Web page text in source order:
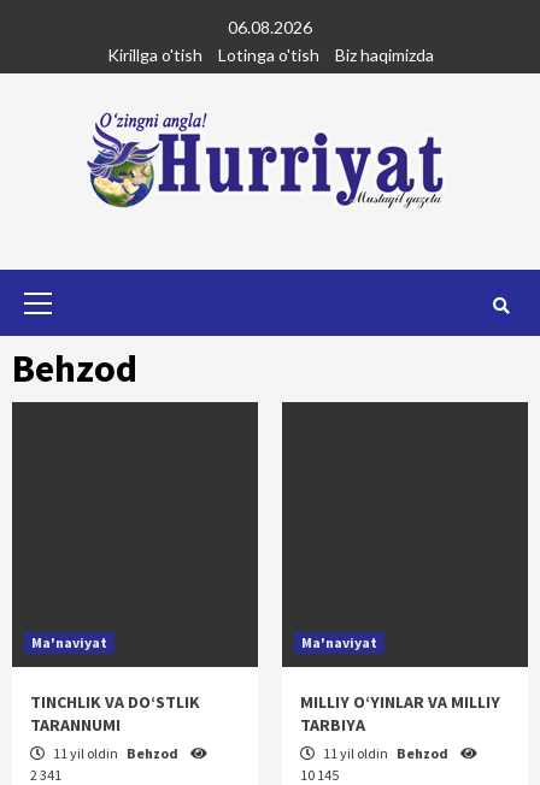
content
06.08.2026
Kirillga o'tish
Lotinga o'tish Biz haqimizda
Behzod
Ma'naviyat
TINCHLIK VA DO‘STLIK
TARANNUMI
11 yil oldin Behzod
2 341
Ma'naviyat
MILLIY O‘YINLAR VA MILLIY
TARBIYA
11 yil oldin Behzod
10 145